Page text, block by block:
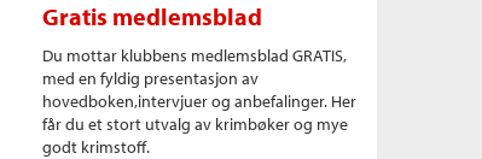
Gratis medlemsblad
Du mottar klubbens medlemsblad GRATIS,
med en fyldig presentasjon av
hovedboken,intervjuer og anbefalinger. Her
får du et stort utvalg av krimbøker og mye
godt krimstoff.